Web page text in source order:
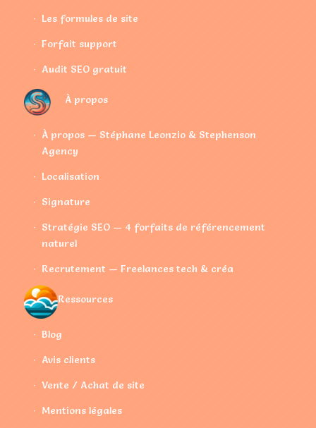
Les formules de site
Forfait support
Audit SEO gratuit
À propos
À propos — Stéphane Leonzio & Stephenson
Agency
Localisation
Signature
Stratégie SEO — 4 forfaits de référencement
naturel
Recrutement — Freelances tech & créa
Ressources
Blog
Avis clients
Vente / Achat de site
Mentions légales